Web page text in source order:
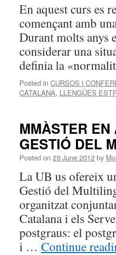
En aquest curs es
començant amb
Durant molts anys
considerar una
definia la
Posted in CURSOS I
CATALANA, LLENGÜES
MMÀSTER
GESTIÓ DEL
Posted on 29 June 2012by
La UB us ofereix
Gestió del
organitzat
Catalana i els
postgraus: el
i … Continue